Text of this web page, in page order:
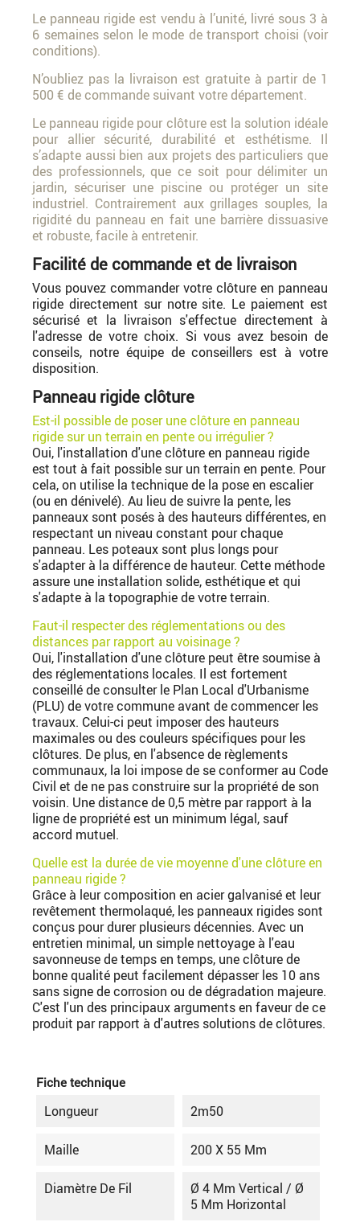
Le panneau rigide est vendu à l’unité, livré sous 3 à
6 semaines selon le mode de transport choisi (voir
conditions).
N’oubliez pas la livraison est gratuite à partir de 1
500 € de commande suivant votre département.
Le panneau rigide pour clôture est la solution idéale
pour allier sécurité, durabilité et esthétisme. Il
s’adapte aussi bien aux projets des particuliers que
des professionnels, que ce soit pour délimiter un
jardin, sécuriser une piscine ou protéger un site
industriel. Contrairement aux grillages souples, la
rigidité du panneau en fait une barrière dissuasive
et robuste, facile à entretenir.
Facilité de commande et de livraison
Vous pouvez commander votre clôture en panneau
rigide directement sur notre site. Le paiement est
sécurisé et la livraison s'effectue directement à
l'adresse de votre choix. Si vous avez besoin de
conseils, notre équipe de conseillers est à votre
disposition.
Panneau rigide clôture
Est-il possible de poser une clôture en panneau
rigide sur un terrain en pente ou irrégulier ?
Oui, l'installation d'une clôture en panneau rigide
est tout à fait possible sur un terrain en pente. Pour
cela, on utilise la technique de la pose en escalier
(ou en dénivelé). Au lieu de suivre la pente, les
panneaux sont posés à des hauteurs différentes, en
respectant un niveau constant pour chaque
panneau. Les poteaux sont plus longs pour
s'adapter à la différence de hauteur. Cette méthode
assure une installation solide, esthétique et qui
s'adapte à la topographie de votre terrain.
Faut-il respecter des réglementations ou des
distances par rapport au voisinage ?
Oui, l'installation d'une clôture peut être soumise à
des réglementations locales. Il est fortement
conseillé de consulter le Plan Local d'Urbanisme
(PLU) de votre commune avant de commencer les
travaux. Celui-ci peut imposer des hauteurs
maximales ou des couleurs spécifiques pour les
clôtures. De plus, en l'absence de règlements
communaux, la loi impose de se conformer au Code
Civil et de ne pas construire sur la propriété de son
voisin. Une distance de 0,5 mètre par rapport à la
ligne de propriété est un minimum légal, sauf
accord mutuel.
Quelle est la durée de vie moyenne d'une clôture en
panneau rigide ?
Grâce à leur composition en acier galvanisé et leur
revêtement thermolaqué, les panneaux rigides sont
conçus pour durer plusieurs décennies. Avec un
entretien minimal, un simple nettoyage à l'eau
savonneuse de temps en temps, une clôture de
bonne qualité peut facilement dépasser les 10 ans
sans signe de corrosion ou de dégradation majeure.
C'est l'un des principaux arguments en faveur de ce
produit par rapport à d'autres solutions de clôtures.
Fiche technique
Longueur 2m50
Maille 200 X 55 Mm
Diamètre De Fil
Ø 4 Mm Vertical / Ø
5 Mm Horizontal